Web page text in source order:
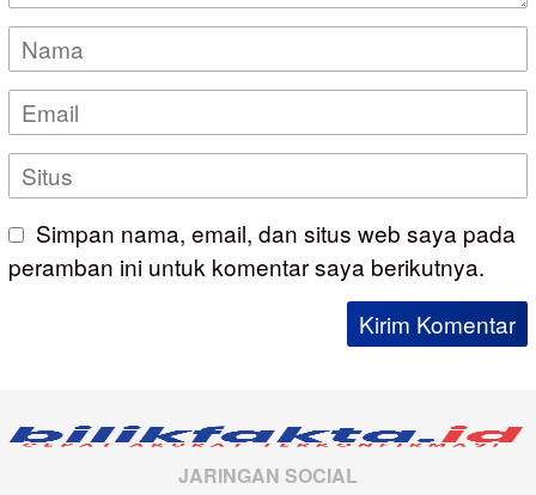
Simpan nama, email, dan situs web saya pada
peramban ini untuk komentar saya berikutnya.
JARINGAN SOCIAL